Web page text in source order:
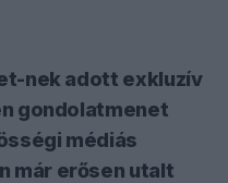
nek adott exkluzív
gondolatmenet
médiás
már erősen utalt